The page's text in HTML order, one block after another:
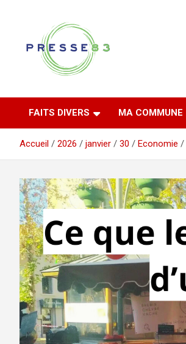
Presse 83
FAITS DIVERS MA COMMUNE
Accueil 2026 janvier 30 Economie